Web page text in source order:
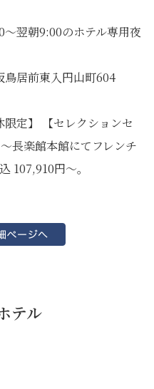
翌朝9:00のホテル専用夜
鳥居前東入円山町604
定】 【セレクションセ
長楽館本館にてフレンチ
107,910円～。
テル